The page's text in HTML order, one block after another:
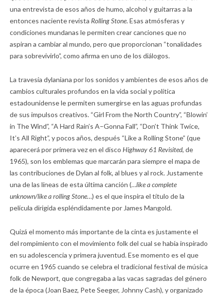
una entrevista de esos años de humo, alcohol y guitarras a la
entonces naciente revista Rolling Stone. Esas atmósferas y
condiciones mundanas le permiten crear canciones que no
aspiran a cambiar al mundo, pero que proporcionan “tonalidades
para sobrevivirlo”, como afirma en uno de los diálogos.
La travesía dylaniana por los sonidos y ambientes de esos años de
cambios culturales profundos en la vida social y política
estadounidense le permiten sumergirse en las aguas profundas
de sus impulsos creativos. “Girl From the North Country”, “Blowin’
in The Wind”, “A Hard Rain’s A–Gonna Fall”, “Don’t Think Twice,
It’s All Right”, y pocos años, después “Like a Rolling Stone” (que
aparecerá por primera vez en el disco Highway 61 Revisited, de
1965), son los emblemas que marcarán para siempre el mapa de
las contribuciones de Dylan al folk, al blues y al rock. Justamente
una de las líneas de esta última canción (…like a complete
unknown/like a rolling Stone…) es el que inspira el título de la
película dirigida espléndidamente por James Mangold.
Quizá el momento más importante de la cinta es justamente el
del rompimiento con el movimiento folk del cual se había inspirado
en su adolescencia y primera juventud. Ese momento es el que
ocurre en 1965 cuando se celebra el tradicional festival de música
folk de Newport, que congregaba a las vacas sagradas del género
de la época (Joan Baez, Pete Seeger, Johnny Cash), y organizado